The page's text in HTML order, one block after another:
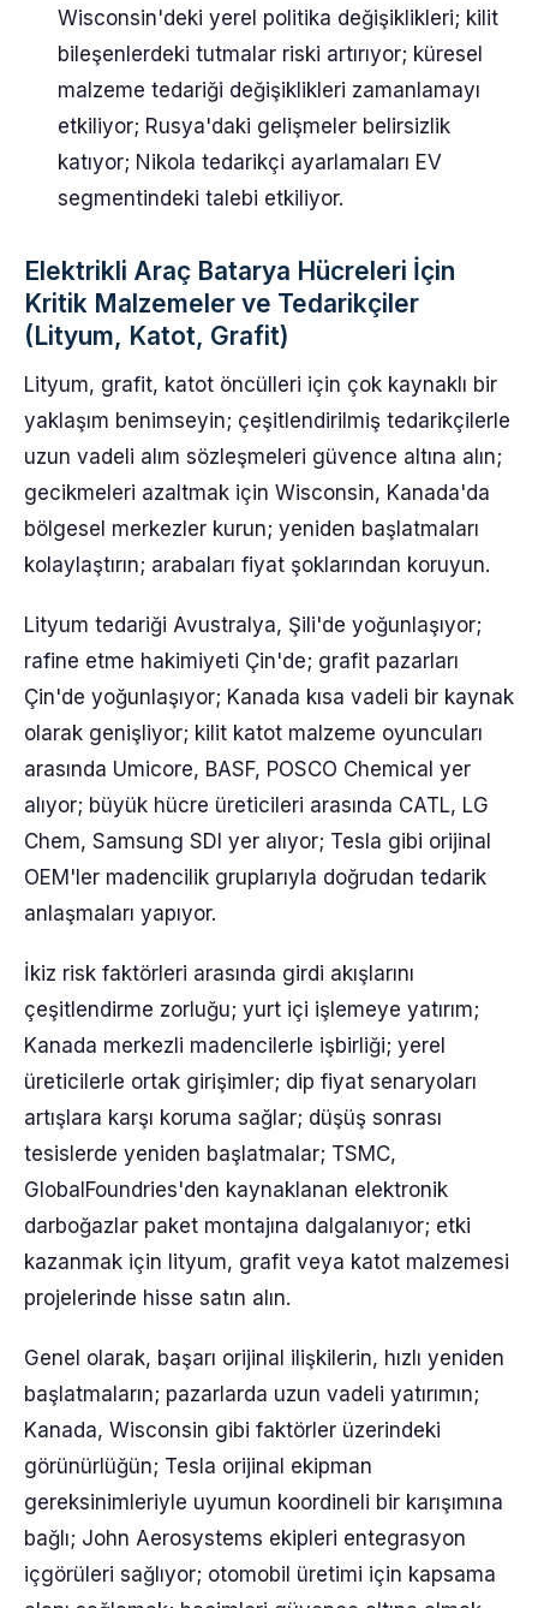
Wisconsin'deki yerel politika değişiklikleri; kilit
bileşenlerdeki tutmalar riski artırıyor; küresel
malzeme tedariği değişiklikleri zamanlamayı
etkiliyor; Rusya'daki gelişmeler belirsizlik
katıyor; Nikola tedarikçi ayarlamaları EV
segmentindeki talebi etkiliyor.
Elektrikli Araç Batarya Hücreleri İçin
Kritik Malzemeler ve Tedarikçiler
(Lityum, Katot, Grafit)
Lityum, grafit, katot öncülleri için çok kaynaklı bir
yaklaşım benimseyin; çeşitlendirilmiş tedarikçilerle
uzun vadeli alım sözleşmeleri güvence altına alın;
gecikmeleri azaltmak için Wisconsin, Kanada'da
bölgesel merkezler kurun; yeniden başlatmaları
kolaylaştırın; arabaları fiyat şoklarından koruyun.
Lityum tedariği Avustralya, Şili'de yoğunlaşıyor;
rafine etme hakimiyeti Çin'de; grafit pazarları
Çin'de yoğunlaşıyor; Kanada kısa vadeli bir kaynak
olarak genişliyor; kilit katot malzeme oyuncuları
arasında Umicore, BASF, POSCO Chemical yer
alıyor; büyük hücre üreticileri arasında CATL, LG
Chem, Samsung SDI yer alıyor; Tesla gibi orijinal
OEM'ler madencilik gruplarıyla doğrudan tedarik
anlaşmaları yapıyor.
İkiz risk faktörleri arasında girdi akışlarını
çeşitlendirme zorluğu; yurt içi işlemeye yatırım;
Kanada merkezli madencilerle işbirliği; yerel
üreticilerle ortak girişimler; dip fiyat senaryoları
artışlara karşı koruma sağlar; düşüş sonrası
tesislerde yeniden başlatmalar; TSMC,
GlobalFoundries'den kaynaklanan elektronik
darboğazlar paket montajına dalgalanıyor; etki
kazanmak için lityum, grafit veya katot malzemesi
projelerinde hisse satın alın.
Genel olarak, başarı orijinal ilişkilerin, hızlı yeniden
başlatmaların; pazarlarda uzun vadeli yatırımın;
Kanada, Wisconsin gibi faktörler üzerindeki
görünürlüğün; Tesla orijinal ekipman
gereksinimleriyle uyumun koordineli bir karışımına
bağlı; John Aerosystems ekipleri entegrasyon
içgörüleri sağlıyor; otomobil üretimi için kapsama